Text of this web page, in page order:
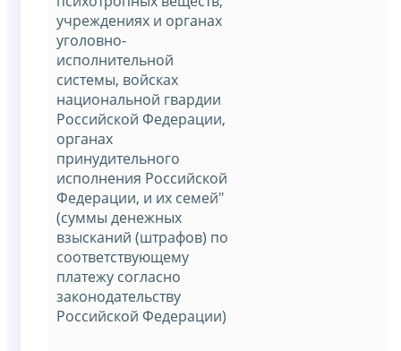
учреждениях и органах
уголовно-
исполнительной
системы, войсках
национальной гвардии
Российской Федерации,
органах
принудительного
исполнения Российской
Федерации, и их семей"
(суммы денежных
взысканий (штрафов) по
соответствующему
платежу согласно
законодательству
Российской Федерации)